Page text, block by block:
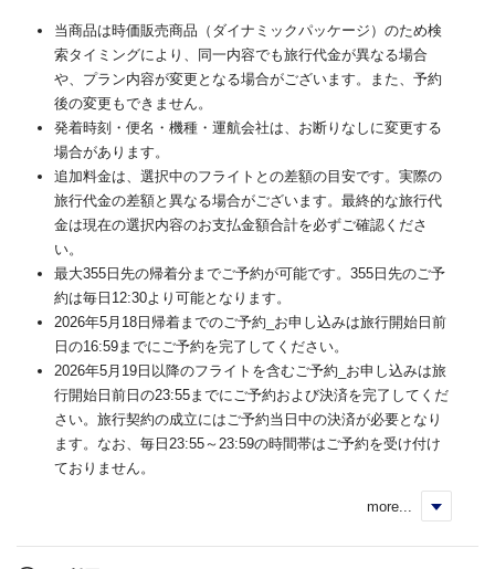
当商品は時価販売商品（ダイナミックパッケージ）のため検
索タイミングにより、同一内容でも旅行代金が異なる場合
や、プラン内容が変更となる場合がございます。また、予約
後の変更もできません。
発着時刻・便名・機種・運航会社は、お断りなしに変更する
場合があります。
追加料金は、選択中のフライトとの差額の目安です。実際の
旅行代金の差額と異なる場合がございます。最終的な旅行代
金は現在の選択内容のお支払金額合計を必ずご確認くださ
い。
最大355日先の帰着分までご予約が可能です。355日先のご予
約は毎日12:30より可能となります。
2026年5月18日帰着までのご予約_お申し込みは旅行開始日前
日の16:59までにご予約を完了してください。
2026年5月19日以降のフライトを含むご予約_お申し込みは旅
行開始日前日の23:55までにご予約および決済を完了してくだ
さい。旅行契約の成立にはご予約当日中の決済が必要となり
ます。なお、毎日23:55～23:59の時間帯はご予約を受け付け
ておりません。
more...